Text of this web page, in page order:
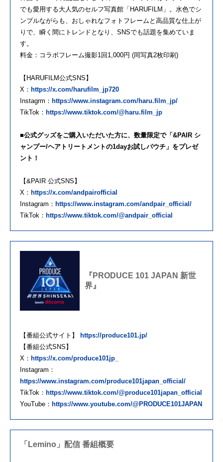
でも愛用する大人気のセルフ写真館「HARUFILM」。水色でシ
ンプルながらも、おしゃれなフォトフレームと高品質な仕上が
りで、瞬く間にトレンドとなり、SNSでも話題を集めていま
す。
料金：コラボフレーム撮影1回1,000円 (同写真2枚印刷)
【HARUFILM公式SNS】
X： https://x.com/harufilm_jp720
Instagrm： https://www.instagram.com/haru.film_jp/
TikTok： https://www.tiktok.com/@haru.film_jp
■公式グッズをご購入いただいた方に、数量限定で「&PAIR シ
ャンプー/ヘアトリートメントの1dayお試しパウチ」をプレゼ
ント！
【&PAIR 公式SNS】
X： https://x.com/andpairofficial
Instagram： https://www.instagram.com/andpair_official/
TikTok： https://www.tiktok.com/@andpair_official
『PRODUCE 101 JAPAN 新世
界』
【番組公式サイト】
https://produce101.jp/
【番組公式SNS】
X： https://x.com/produce101jp_
Instagram：
https://www.instagram.com/produce101japan_official/
TikTok： https://www.tiktok.com/@produce101japan_official
YouTube： https://www.youtube.com/@PRODUCE101JAPAN
「Lemino」配信 番組概要